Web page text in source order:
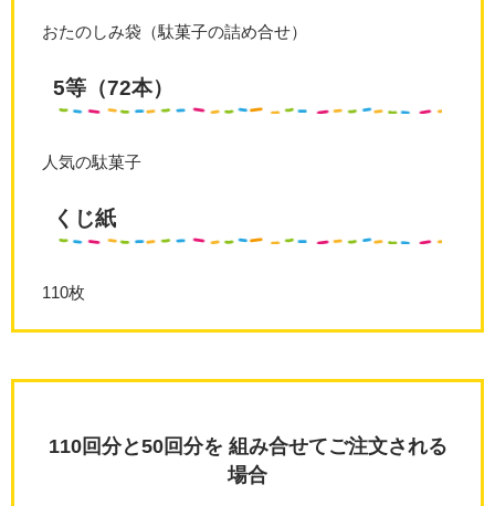
おたのしみ袋（駄菓子の詰め合せ）
5等（72本）
人気の駄菓子
くじ紙
110枚
110回分と50回分を 組み合せてご注文される
場合